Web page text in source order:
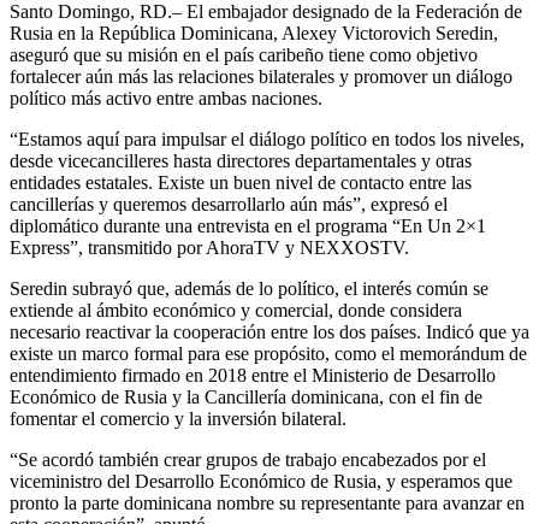
Santo Domingo, RD.– El embajador designado de la Federación de
Rusia en la República Dominicana, Alexey Victorovich Seredin,
aseguró que su misión en el país caribeño tiene como objetivo
fortalecer aún más las relaciones bilaterales y promover un diálogo
político más activo entre ambas naciones.
“Estamos aquí para impulsar el diálogo político en todos los niveles,
desde vicecancilleres hasta directores departamentales y otras
entidades estatales. Existe un buen nivel de contacto entre las
cancillerías y queremos desarrollarlo aún más”, expresó el
diplomático durante una entrevista en el programa “En Un 2×1
Express”, transmitido por AhoraTV y NEXXOSTV.
Seredin subrayó que, además de lo político, el interés común se
extiende al ámbito económico y comercial, donde considera
necesario reactivar la cooperación entre los dos países. Indicó que ya
existe un marco formal para ese propósito, como el memorándum de
entendimiento firmado en 2018 entre el Ministerio de Desarrollo
Económico de Rusia y la Cancillería dominicana, con el fin de
fomentar el comercio y la inversión bilateral.
“Se acordó también crear grupos de trabajo encabezados por el
viceministro del Desarrollo Económico de Rusia, y esperamos que
pronto la parte dominicana nombre su representante para avanzar en